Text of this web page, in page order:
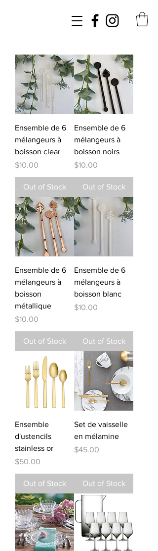
Ensemble de 6
mélangeurs à
boisson clear
Price
$10.00
Out of Stock
Ensemble de 6
mélangeurs à
boisson noirs
Price
$10.00
Out of Stock
Ensemble de 6
mélangeurs à
boisson
métallique
Price
$10.00
Out of Stock
Ensemble de 6
mélangeurs à
boisson blanc
Price
$10.00
Out of Stock
Ensemble
d'ustencils
stainless or
Price
$50.00
Out of Stock
Set de vaisselle
en mélamine
Price
$45.00
Out of Stock